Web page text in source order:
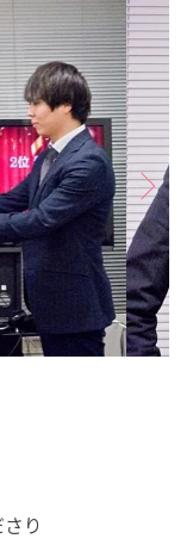
り